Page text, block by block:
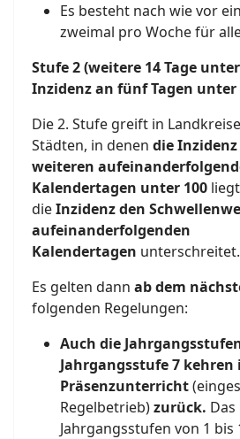
Es besteht nach wie vor
zweimal pro Woche für
Stufe 2 (weitere 14 Tage
Inzidenz an fünf Tagen unter
Die 2. Stufe greift in
Städten, in denen die
weiteren
Kalendertagen unter 100
dieInzidenz den
aufeinanderfolgenden
Kalendertagen unterschreitet.
Es gelten dann ab dem
folgenden Regelungen:
Auch die
Jahrgangsstufe 7
Präsenzunterricht
Regelbetrieb)zurück.
Jahrgangsstufen von 1 bis